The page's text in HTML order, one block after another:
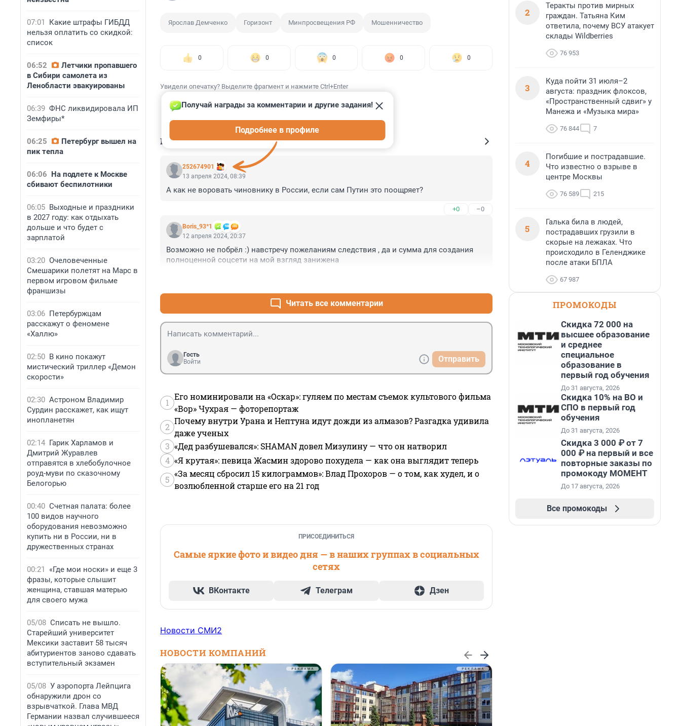
07:01
Какие штрафы ГИБДД
нельзя оплатить со скидкой:
список
06:52
Летчики пропавшего
в Сибири самолета из
Ленобласти эвакуированы
06:39 ФНС ликвидировала ИП
Земфиры*
06:25
Петербург вышел на
пик тепла
06:06 На подлете к Москве
сбивают беспилотники
06:05 Выходные и праздники
в 2027 году: как отдыхать
дольше и что будет с
зарплатой
03:20 Очеловеченные
Смешарики полетят на Марс в
первом игровом фильме
франшизы
03:06 Петербуржцам
расскажут о феномене
«Халлю»
02:50 В кино покажут
мистический триллер «Демон
скорости»
02:30 Астроном Владимир
Сурдин расскажет, как ищут
инопланетян
02:14 Гарик Харламов и
Дмитрий Журавлев
отправятся в хлебобулочное
роуд-муви по сказочному
Белогорью
00:40 Счетная палата: более
100 видов научного
оборудования невозможно
купить ни в России, ни в
дружественных странах
00:21
«Где мои носки» и еще 3
фразы, которые слышит
женщина, ставшая матерью
для своего мужа
05/08 Списать не вышло.
Старейший университет
Мексики заставит 58 тысяч
абитуриентов заново сдавать
вступительный экзамен
05/08 У аэропорта Лейпцига
обнаружили дрон со
взрывчаткой. Глава МВД
Германии назвал случившееся
Ярослав Демченко Горизонт Минпросвещения РФ Мошенничество
0 0 0 0 0
Увидели опечатку? Выделите фрагмент и нажмите Ctrl+Enter
КОММЕНТАРИИ 4
252674901
Получай награды за комментарии и другие задания!
Подробнее в профиле
13 апреля 2024, 08:39
А как не воровать чиновнику в России, если сам Путин это поощряет?
+0 –0
Boris_93*1
12 апреля 2024, 20:37
Возможно не побрёл :) навстречу пожеланиям следствия , да и сумма для создания
полноценной соцсети на мой взгляд занижена
Читать все комментарии
Гость
Войти
Отправить
1
Его номинировали на «Оскар»: гуляем по местам съемок культового фильма
«Вор» Чухрая — фоторепортаж
2
Почему внутри Урана и Нептуна идут дожди из алмазов? Разгадка удивила
даже ученых
3 «Дед разбушевался»: SHAMAN довел Мизулину — что он натворил
4 «Я крутая»: певица Жасмин здорово похудела — как она выглядит теперь
5
«За месяц сбросил 15 килограммов»: Влад Прохоров — о том, как худел, и о
возлюбленной старше его на 21 год
ПРИСОЕДИНИТЬСЯ
Самые яркие фото и видео дня — в наших группах в социальных
сетях
ВКонтакте Телеграм Дзен
Новости СМИ2
НОВОСТИ КОМПАНИЙ
2
Теракты против мирных
граждан. Татьяна Ким
ответила, почему ВСУ атакует
склады Wildberries
76 953
3
Куда пойти 31 июля–2
августа: праздник флоксов,
«Пространственный сдвиг» у
Манежа и «Музыка мира»
76 844 7
4
Погибшие и пострадавшие.
Что известно о взрыве в
центре Москвы
76 589 215
5
Галька била в людей,
пострадавших грузили в
скорые на лежаках. Что
происходило в Геленджике
после атаки БПЛА
67 987
ПРОМОКОДЫ
Скидка 72 000 на
высшее образование
и среднее
специальное
образование в
первый год обучения
До 31 августа, 2026
Скидка 10% на ВО и
СПО в первый год
обучения
До 31 августа, 2026
Скидка 3 000 ₽ от 7
000 ₽ на первый и все
повторные заказы по
промокоду МОМЕНТ
До 17 августа, 2026
Все промокоды